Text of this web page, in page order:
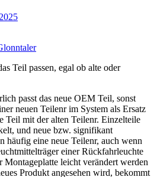
Teil passen, egal ob alte oder
passt das neue OEM Teil, sonst
neuen Teilenr im System als Ersatz
Teil mit der alten Teilenr. Einzelteile
und neue bzw. signifikant
häufig eine neue Teilenr, auch wenn
einer Rückfahrleuchte
Montageplatte leicht verändert werden
Produkt angesehen wird, bekommt